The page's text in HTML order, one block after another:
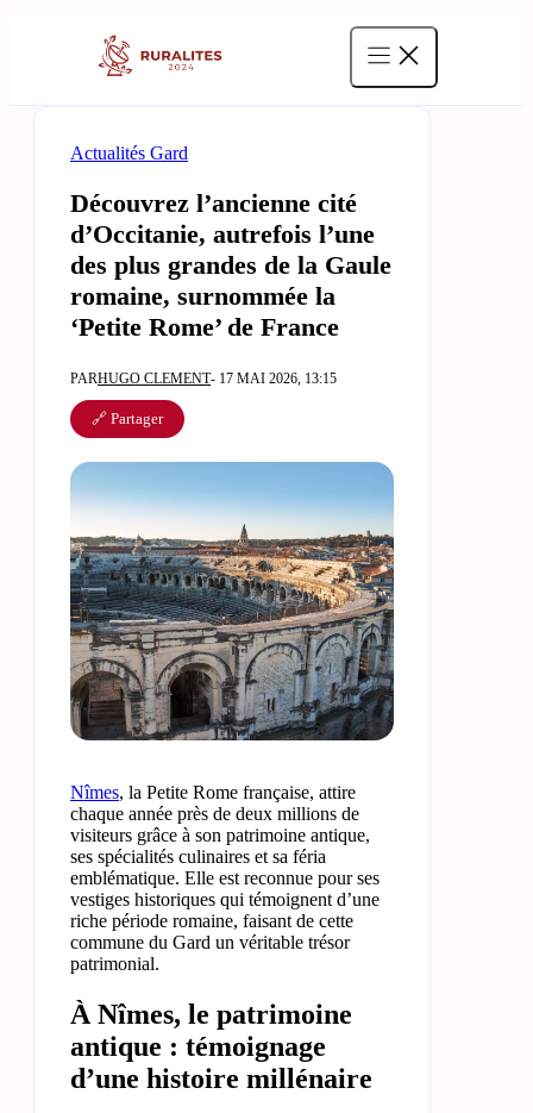
Actualités Gard
Découvrez l’ancienne cité
d’Occitanie, autrefois l’une
des plus grandes de la Gaule
romaine, surnommée la
‘Petite Rome’ de France
PARHUGO CLEMENT- 17 MAI 2026, 13:15
🔗 Partager
Nîmes, la Petite Rome française, attire
chaque année près de deux millions de
visiteurs grâce à son patrimoine antique,
ses spécialités culinaires et sa féria
emblématique. Elle est reconnue pour ses
vestiges historiques qui témoignent d’une
riche période romaine, faisant de cette
commune du Gard un véritable trésor
patrimonial.
À Nîmes, le patrimoine
antique : témoignage
d’une histoire millénaire